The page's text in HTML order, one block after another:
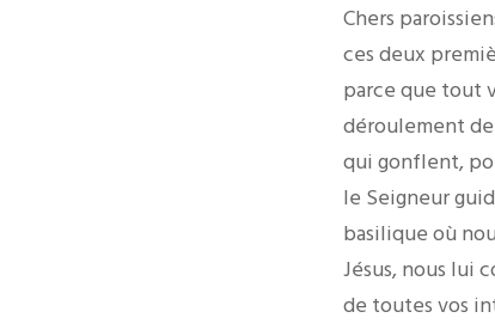
Chers
ces deux
parce que tout
déroulement
qui gonflent,
le Seigneur
basilique où
Jésus, nous lui
de toutes vos